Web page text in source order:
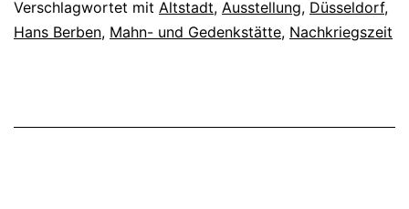
p
a
s
L
d
Verschlagwortet mit Altstadt, Ausstellung, Düsseldorf,
Hans Berben, Mahn- und Gedenkstätte, Nachkriegszeit